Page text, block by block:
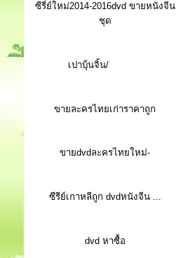
ซีรี่ย์ใหม่2014-2016dvd ขายหนังจีน
ชุด
เปาบุ้นจิ้น/
ขายละครไทยเก่าราคาถูก
ขายdvdละครไทยใหม่-
ซีรีย์เกาหลีถูก dvdหนังจีน ...
dvd หาซื้อ